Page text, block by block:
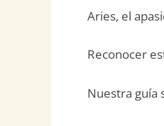
Aries, el
Reconocer
Nuestra guía